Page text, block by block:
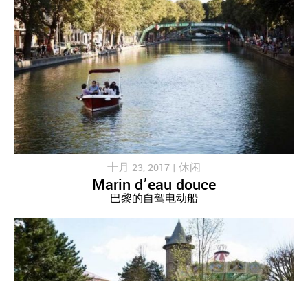
十月 23, 2017 | 休闲
Marin d’eau douce
巴黎的自驾电动船